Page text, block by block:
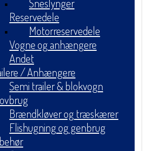
Sneslynger
Reservedele
Motorreservedele
Vogne og anhængere
Andet
/ Anhængere
Semi trailer & blokvogn
Brændkløver og træskærer
Flishugning og genbrug